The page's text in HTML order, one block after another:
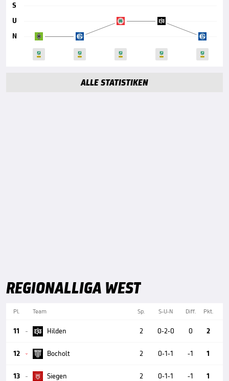
S
U
N
ALLE STATISTIKEN
REGIONALLIGA WEST
Pl. Team Sp. S-U-N Diff. Pkt.
11  Hilden 2 0-2-0 0 2
12  Bocholt 2 0-1-1 -1 1
13  Siegen 2 0-1-1 -1 1